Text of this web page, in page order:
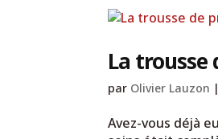
La trousse
par Olivier Lauzon |
Avez-vous déjà